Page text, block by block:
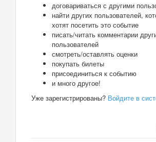
договариваться с другими
найти других пользователей,
хотят посетить это событие
писать/читать комментарии
пользователей
смотреть/оставлять оценки
покупать билеты
присоединиться к событию
и много другое!
Уже зарегистрированы? Войдите в